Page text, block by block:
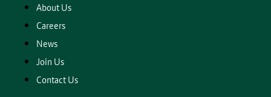
About Us
Careers
News
Join Us
Contact Us